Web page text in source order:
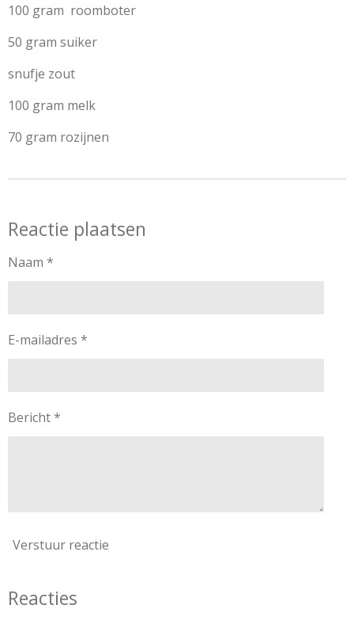
100 gram roomboter
50 gram suiker
snufje zout
100 gram melk
70 gram rozijnen
Reactie plaatsen
Naam *
E-mailadres *
Bericht *
Verstuur reactie
Reacties